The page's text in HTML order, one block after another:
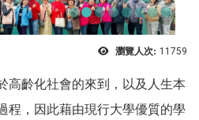
瀏覽人次: 11759
齡化社會的來到，以及人生本
程，因此藉由現行大學優質的學